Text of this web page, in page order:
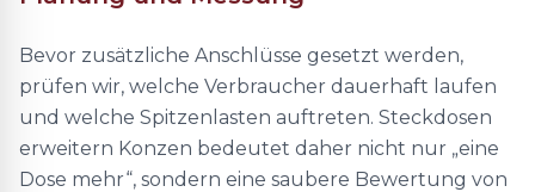
Bevor zusätzliche Anschlüsse gesetzt werden,
prüfen wir, welche Verbraucher dauerhaft laufen
und welche Spitzenlasten auftreten. Steckdosen
erweitern Konzen bedeutet daher nicht nur „eine
Dose mehr“, sondern eine saubere Bewertung von